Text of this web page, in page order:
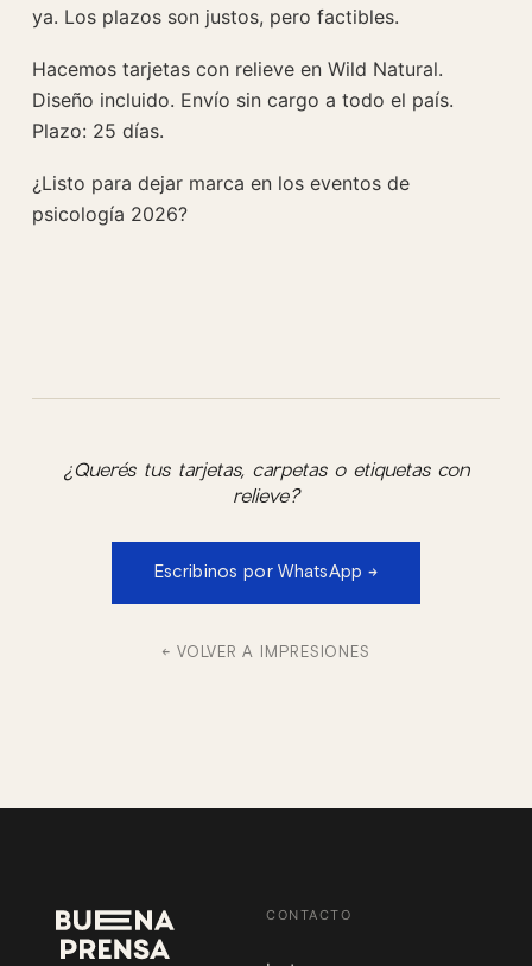
ya. Los plazos son justos, pero factibles.
Hacemos tarjetas con relieve en Wild Natural.
Diseño incluido. Envío sin cargo a todo el país.
Plazo: 25 días.
¿Listo para dejar marca en los eventos de
psicología 2026?
¿Querés tus tarjetas, carpetas o etiquetas con
relieve?
Escribinos por WhatsApp →
← VOLVER A IMPRESIONES
CONTACTO